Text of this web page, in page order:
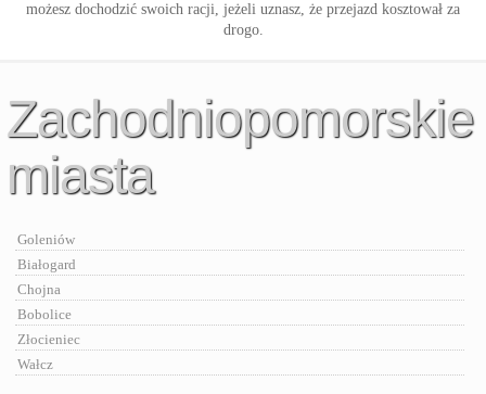
możesz dochodzić swoich racji, jeżeli uznasz, że przejazd kosztował za
drogo.
Zachodniopomorskie
miasta
Goleniów
Białogard
Chojna
Bobolice
Złocieniec
Wałcz